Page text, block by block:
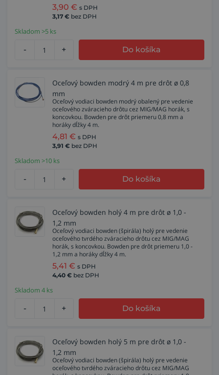
3,90 € s DPH
3,17 € bez DPH
Skladom >5 ks
- + Do košíka
Oceľový bowden modrý 4 m pre drôt ø 0,8
mm
Oceľový vodiaci bowden modrý obalený pre vedenie
oceľového zváracieho drôtu cez MIG/MAG horák, s
koncovkou. Bowden pre drôt priemeru 0,8 mm a
horáky dĺžky 4 m.
4,81 € s DPH
3,91 € bez DPH
Skladom >10 ks
- + Do košíka
Oceľový bowden holý 4 m pre drôt ø 1,0 -
1,2 mm
Oceľový vodiaci bowden (špirála) holý pre vedenie
oceľového tvrdého zváracieho drôtu cez MIG/MAG
horák, s koncovkou. Bowden pre drôt priemeru 1,0 -
1,2 mm a horáky dĺžky 4 m.
5,41 € s DPH
4,40 € bez DPH
Skladom 4 ks
- + Do košíka
Oceľový bowden holý 5 m pre drôt ø 1,0 -
1,2 mm
Oceľový vodiaci bowden (špirála) holý pre vedenie
oceľového tvrdého zváracieho drôtu cez MIG/MAG